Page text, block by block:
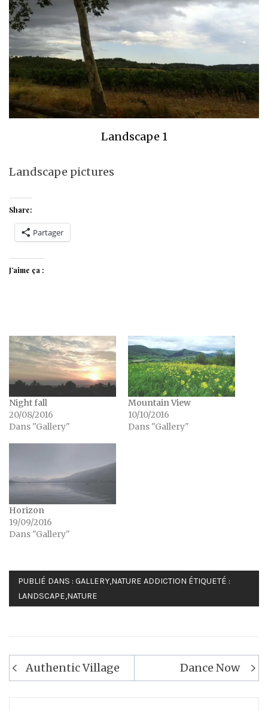
Landscape 1
Landscape pictures
Share:
Partager
J’aime ça :
Night fall
20/08/2016
Dans "Gallery"
Mountain View
10/10/2016
Dans "Gallery"
Horizon
19/09/2016
Dans "Gallery"
PUBLIÉ DANS : GALLERY,NATURE ADDICTION ÉTIQUETÉ :
LANDSCAPE,NATURE
Navigation
de
Authentic Village Dance Now